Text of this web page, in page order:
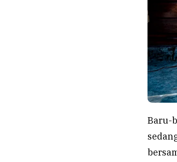
Baru-